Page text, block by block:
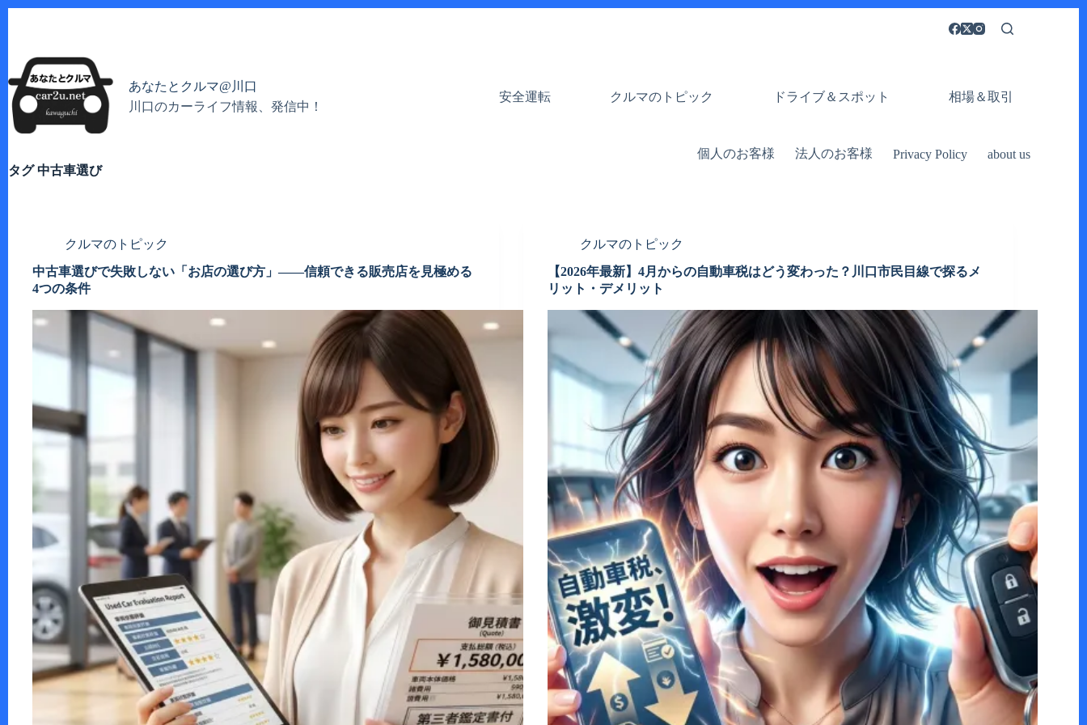
ツ
へ
ス
キ
プ
あなたとクルマ@川口
川口のカーライフ情報、発信中！
安全運転 クルマのトピック ドライブ＆スポット 相場＆取引
個人のお客様 法人のお客様 Privacy Policy
about us
タグ中古車選び
クルマのトピック
中古車選びで失敗しない「お店の選び方」——信頼できる販売店を見極める
4つの条件
クルマのトピック
【2026年最新】4月からの自動車税はどう変わった？川口市民目線で探るメ
リット・デメリット